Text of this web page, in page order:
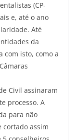
(CP-
e, até o ano
Até
da
com isto, como a
Civil assinaram
processo. A
para não
cortado assim